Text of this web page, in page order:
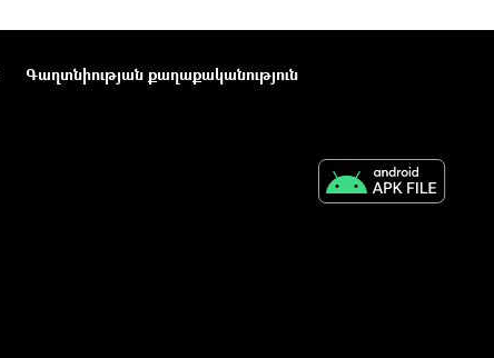
Գաղտնիության քաղաքականություն